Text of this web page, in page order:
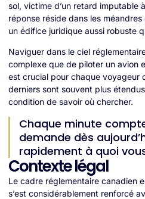
sol, victime d’un retard imputable
réponse réside dans les
un édifice juridique aussi robuste
Naviguer dans le ciel
complexe que de piloter un avion
est crucial pour chaque voyageur
derniers sont souvent plus
condition de savoir où chercher.
Chaque minute
demande dès
rapidement à quoi
Contexte légal
Le cadre réglementaire canadien
s’est considérablement renforcé